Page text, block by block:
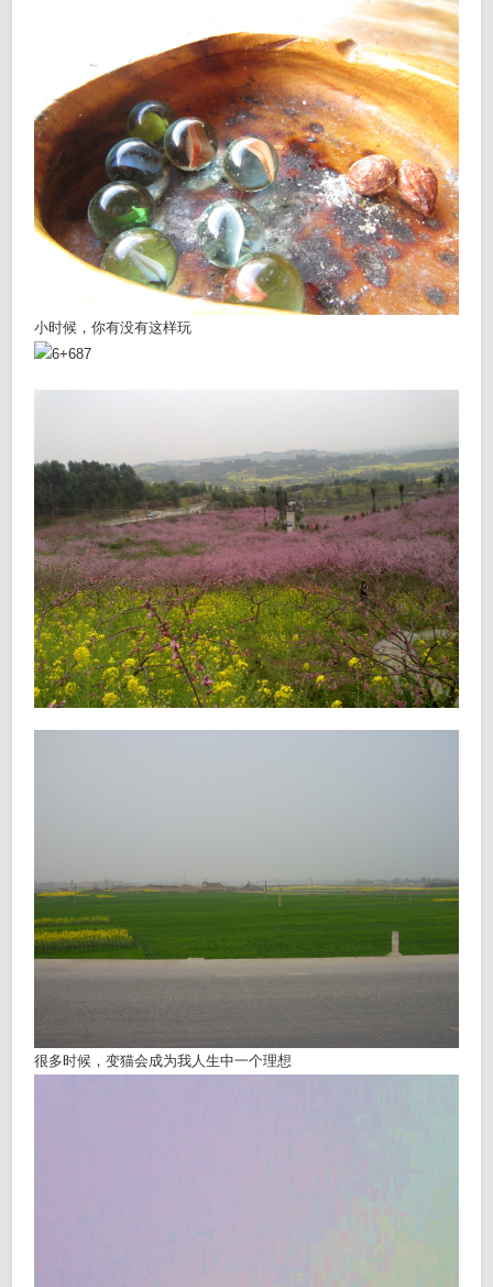
小时候，你有没有这样玩
很多时候，变猫会成为我人生中一个理想